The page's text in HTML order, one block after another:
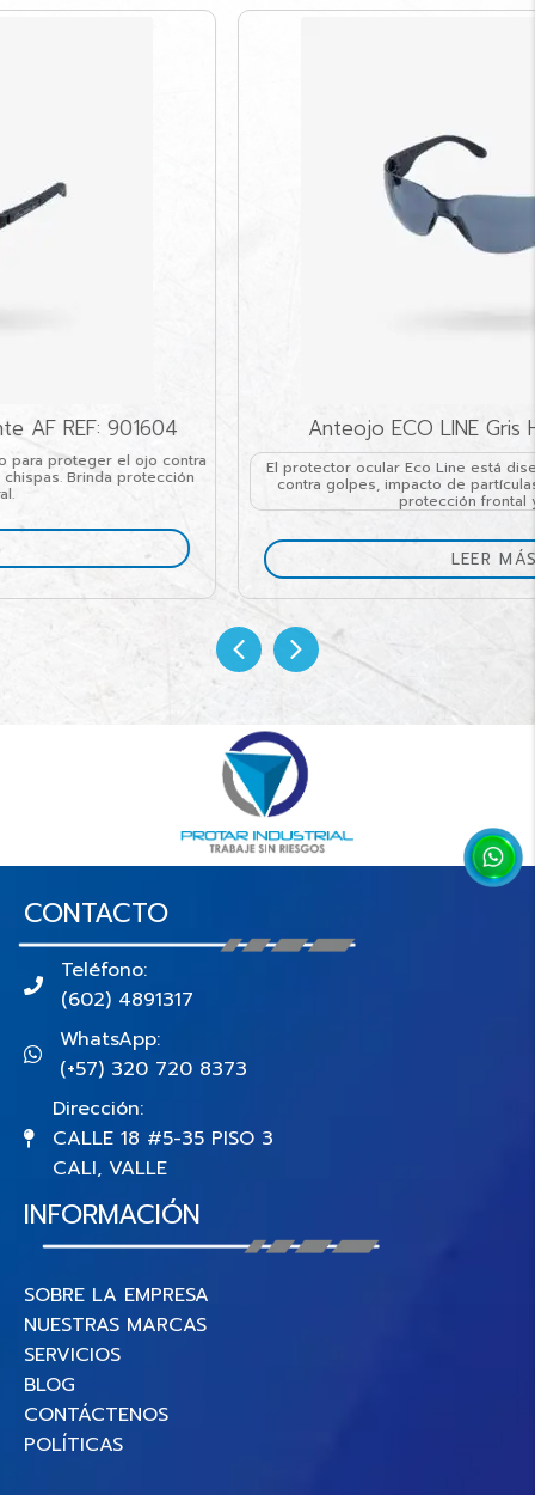
Anteojo ECO LINE Gris HC REF: 900555
El protector ocular Eco Line está diseñado para proteger el ojo
contra golpes, impacto de partículas, polvo y chispas. Brinda
protección frontal y lateral.
LEER MÁS
CONTACTO
Teléfono:
(602) 4891317
WhatsApp:
(+57) 320 720 8373
Dirección:
CALLE 18 #5-35 PISO 3
CALI, VALLE
INFORMACIÓN
SOBRE LA EMPRESA
NUESTRAS MARCAS
SERVICIOS
BLOG
CONTÁCTENOS
POLÍTICAS